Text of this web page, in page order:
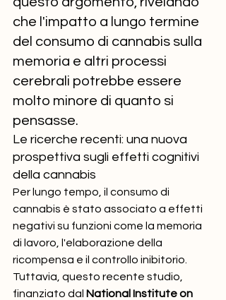
che l'impatto a lungo termine
del consumo di cannabis sulla
memoria e altri processi
cerebrali potrebbe essere
molto minore di quanto si
pensasse.
Le ricerche recenti: una nuova
prospettiva sugli effetti cognitivi
della cannabis
Per lungo tempo, il consumo di
cannabis è stato associato a effetti
negativi su funzioni come la memoria
di lavoro, l'elaborazione della
ricompensa e il controllo inibitorio.
Tuttavia, questo recente studio,
finanziato dal National Institute on